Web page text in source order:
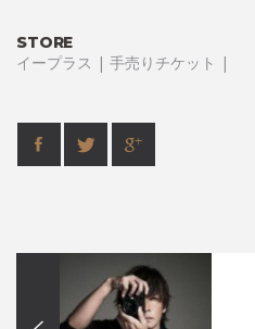
STORE
イープラス | 手売りチケット |